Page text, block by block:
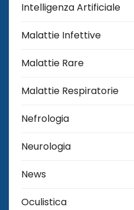
Intelligenza Artificiale
Malattie Infettive
Malattie Rare
Malattie Respiratorie
Nefrologia
Neurologia
News
Oculistica